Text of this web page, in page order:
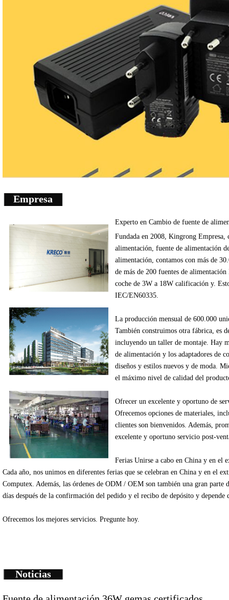
Empresa
Experto en Cambio de fuente de
Fundada en 2008 Kingrong Empresa,
alimentación , fuente de alimentación
alimentación contamos con más de
de más de 200 fuentes de alimentación
coche de 3W a 18W calificación y.
IEC/EN60335
La producción mensual de 600.000
También construimos otra fábrica , es
incluyendo un taller de montaje Hay
de alimentación y los adaptadores de
diseños y estilos nuevos y de moda.
el máximo nivel de calidad del
Ofrecer un excelente y oportuno de
Ofrecemos opciones de materiales ,
clientes son bienvenidos. Además ,
excelente y oportuno servicio post-
Ferias Unirse a cabo en China y en el
Cada año , nos unimos en diferentes ferias que se celebran en China y en el
Computex Además , las órdenes de ODM / OEM son también una gran parte
días después de la confirmación del pedido y el recibo de depósito y depende
Ofrecemos los mejores servicios. Pregunte hoy.
Noticias